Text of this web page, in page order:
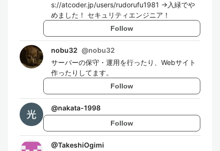
s://atcoder.jp/users/rudorufu1981 →入緑でや
めました！ セキュリティエンジニア！
Follow
nobu32 @nobu32
サーバーの保守・運用を行ったり、Webサイト
作ったりしてます。
Follow
@nakata-1998
Follow
@TakeshiOgimi